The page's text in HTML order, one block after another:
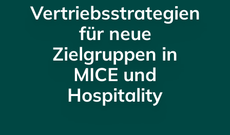
Vertriebsstrategien
für neue
Zielgruppen in
MICE und
Hospitality